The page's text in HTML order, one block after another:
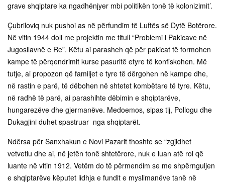
grave shqiptare ka ngadhënjyer mbi politikën tonë të kolonizimit’.
Çubriloviq nuk pushoi as në përfundim të Luftës së Dytë Botërore.
Në vitin 1944 doli me projektin me titull “Problemi i Pakicave në
Jugosllavnë e Re”. Këtu ai parasheh që për pakicat të formohen
kampe të përqendrimit kurse pasuritë etyre të konfiskohen. Më
tutje, ai propozon që familjet e tyre të dërgohen në kampe dhe,
në rastin e parë, të dëbohen në shtetet kombëtare të tyre. Këtu,
në radhë të parë, ai parashihte dëbimin e shqiptarëve,
hungarezëve dhe gjermanëve. Medoemos, sipas tij, Pollogu dhe
Dukagjini duhet spastruar nga shqiptarët.
Ndërsa për Sanxhakun e Novi Pazarit thoshte se “zgjidhet
vetvetiu dhe ai, në jetën tonë shtetërore, nuk e luan atë rol që
luante në vitin 1912. Vetëm do të përmendim se me shpërnguljen
e shqiptarëve këputet lidhja e fundit e myslimanëve tanë në